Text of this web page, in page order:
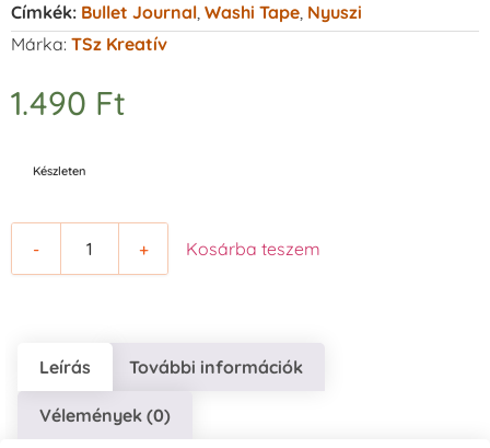
Címkék: Bullet Journal, Washi Tape, Nyuszi
Márka: TSz Kreatív
1.490 Ft
Készleten
- + Kosárba teszem
Leírás További információk
Vélemények (0)